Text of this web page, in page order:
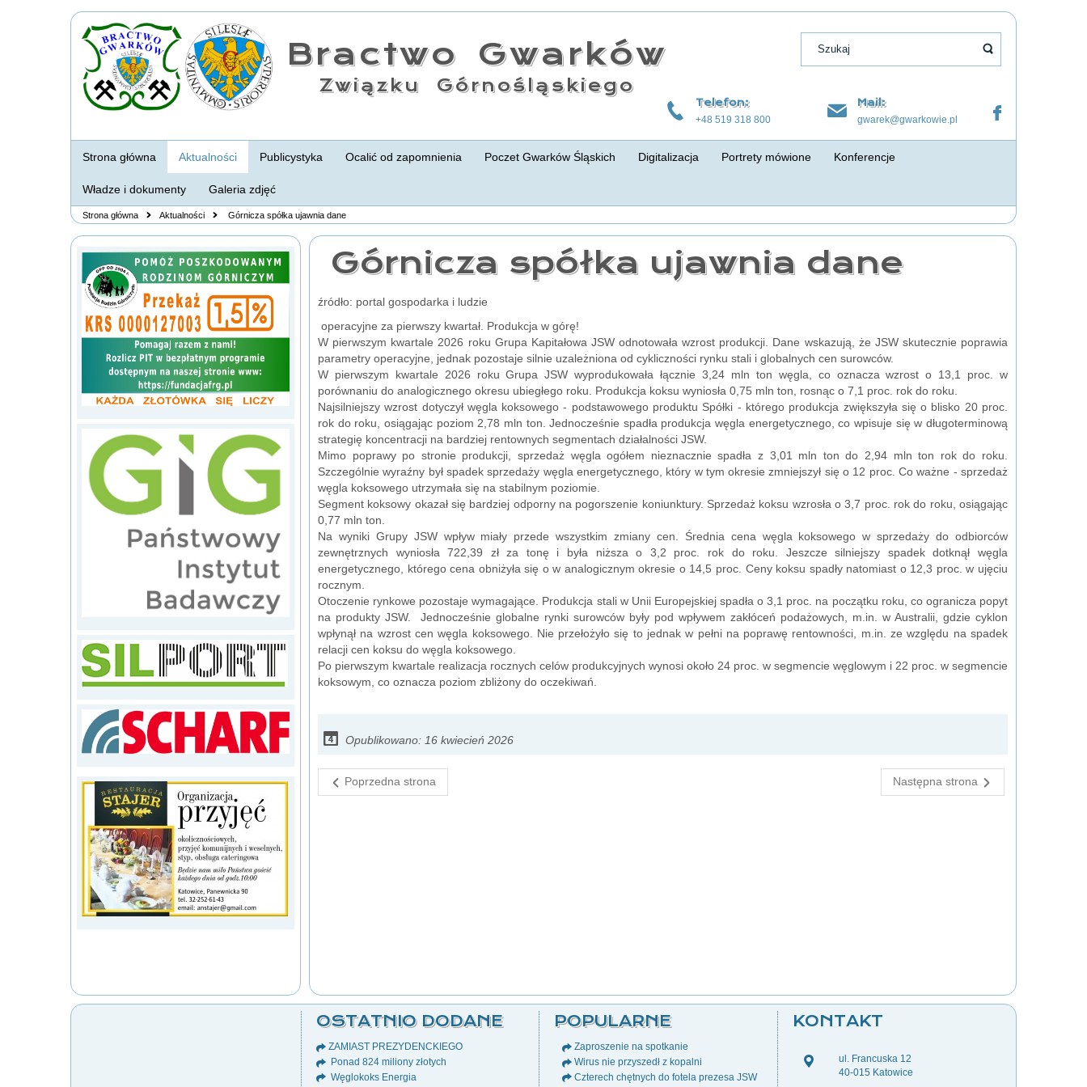
Bractwo Gwarków
Związku Górnośląskiego
Telefon:
+48 519 318 800
Mail:
gwarek@gwarkowie.pl
Strona główna Aktualności Publicystyka Ocalić od zapomnienia Poczet Gwarków Śląskich Digitalizacja Portrety mówione Konferencje
Władze i dokumenty Galeria zdjęć
Strona główna Aktualności Górnicza spółka ujawnia dane
Górnicza spółka ujawnia dane
źródło: portal gospodarka i ludzie
operacyjne za pierwszy kwartał. Produkcja w górę!
W pierwszym kwartale 2026 roku Grupa Kapitałowa JSW odnotowała wzrost produkcji. Dane wskazują, że JSW skutecznie poprawia
parametry operacyjne, jednak pozostaje silnie uzależniona od cykliczności rynku stali i globalnych cen surowców.
W pierwszym kwartale 2026 roku Grupa JSW wyprodukowała łącznie 3,24 mln ton węgla, co oznacza wzrost o 13,1 proc. w
porównaniu do analogicznego okresu ubiegłego roku. Produkcja koksu wyniosła 0,75 mln ton, rosnąc o 7,1 proc. rok do roku.
Najsilniejszy wzrost dotyczył węgla koksowego - podstawowego produktu Spółki - którego produkcja zwiększyła się o blisko 20 proc.
rok do roku, osiągając poziom 2,78 mln ton. Jednocześnie spadła produkcja węgla energetycznego, co wpisuje się w długoterminową
strategię koncentracji na bardziej rentownych segmentach działalności JSW.
Mimo poprawy po stronie produkcji, sprzedaż węgla ogółem nieznacznie spadła z 3,01 mln ton do 2,94 mln ton rok do roku.
Szczególnie wyraźny był spadek sprzedaży węgla energetycznego, który w tym okresie zmniejszył się o 12 proc. Co ważne - sprzedaż
węgla koksowego utrzymała się na stabilnym poziomie.
Segment koksowy okazał się bardziej odporny na pogorszenie koniunktury. Sprzedaż koksu wzrosła o 3,7 proc. rok do roku, osiągając
0,77 mln ton.
Na wyniki Grupy JSW wpływ miały przede wszystkim zmiany cen. Średnia cena węgla koksowego w sprzedaży do odbiorców
zewnętrznych wyniosła 722,39 zł za tonę i była niższa o 3,2 proc. rok do roku. Jeszcze silniejszy spadek dotknął węgla
energetycznego, którego cena obniżyła się o w analogicznym okresie o 14,5 proc. Ceny koksu spadły natomiast o 12,3 proc. w ujęciu
rocznym.
Otoczenie rynkowe pozostaje wymagające. Produkcja stali w Unii Europejskiej spadła o 3,1 proc. na początku roku, co ogranicza popyt
na produkty JSW. Jednocześnie globalne rynki surowców były pod wpływem zakłóceń podażowych, m.in. w Australii, gdzie cyklon
wpłynął na wzrost cen węgla koksowego. Nie przełożyło się to jednak w pełni na poprawę rentowności, m.in. ze względu na spadek
relacji cen koksu do węgla koksowego.
Po pierwszym kwartale realizacja rocznych celów produkcyjnych wynosi około 24 proc. w segmencie węglowym i 22 proc. w segmencie
koksowym, co oznacza poziom zbliżony do oczekiwań.
Opublikowano: 16 kwiecień 2026
Poprzedna strona Następna strona
OSTATNIO DODANE
ZAMIAST PREZYDENCKIEGO
Ponad 824 miliony złotych
Węglokoks Energia
POPULARNE
Zaproszenie na spotkanie
Wirus nie przyszedł z kopalni
Czterech chętnych do fotela prezesa JSW
KONTAKT
ul. Francuska 12
40-015 Katowice